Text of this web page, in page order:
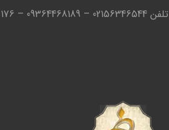
تلفن 02156346544 – 09364468189 – 09125236176